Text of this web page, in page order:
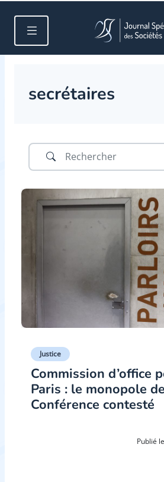
secrétaires
Justice
Commission d’office
Paris : le monopole
Conférence contesté
Publié